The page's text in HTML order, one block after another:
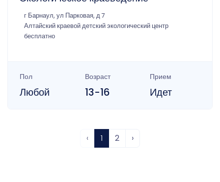
г Барнаул, ул Парковая, д 7
Алтайский краевой детский экологический центр
бесплатно
Пол
Любой
Возраст
13-16
Прием
Идет
‹ 1 2 ›